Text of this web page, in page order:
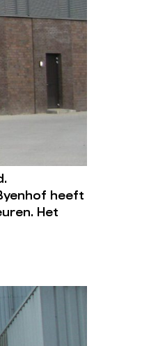
heeft
Het